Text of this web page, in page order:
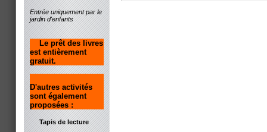
Entrée uniquement par le
jardin d'enfants
Le prêt des livres
est entièrement
gratuit.
D'autres activités
sont également
proposées :
Tapis de lecture